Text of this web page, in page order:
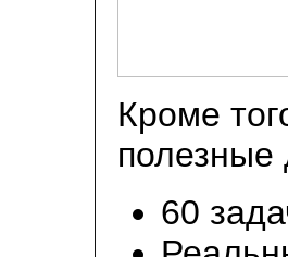
Кроме
60